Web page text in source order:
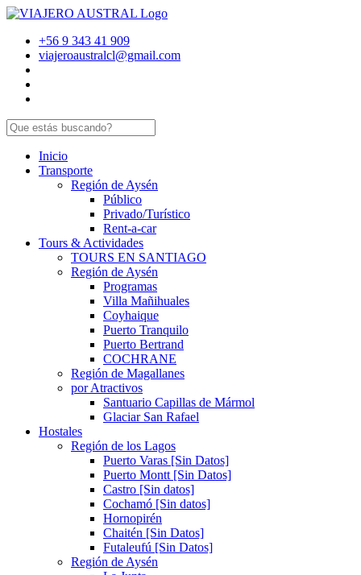
+56 9 343 41 909
viajeroaustralcl@gmail.com
Inicio
Transporte
Región de Aysén
Público
Privado/Turístico
Rent-a-car
Tours & Actividades
TOURS EN SANTIAGO
Región de Aysén
Programas
Villa Mañihuales
Coyhaique
Puerto Tranquilo
Puerto Bertrand
COCHRANE
Región de Magallanes
por Atractivos
Santuario Capillas de Mármol
Glaciar San Rafael
Hostales
Región de los Lagos
Puerto Varas [Sin Datos]
Puerto Montt [Sin Datos]
Castro [Sin datos]
Cochamó [Sin datos]
Hornopirén
Chaitén [Sin Datos]
Futaleufú [Sin Datos]
Región de Aysén